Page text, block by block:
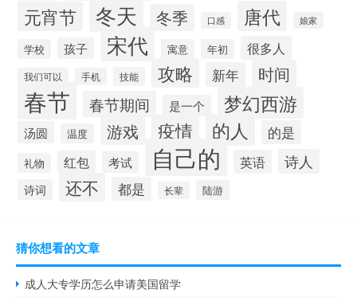
元宵节 冬天 冬季 口感 唐代 娘家
学校 孩子 宋代 寓意 年初 很多人
我们可以 手机 技能 攻略 新年 时间
春节 春节期间 是一个 梦幻西游
汤圆 温度 游戏 疫情 的人 的是
礼物 红包 考试 自己的 英语 诗人
诗词 还不 都是 长辈 陆游
猜你想看的文章
成人大专学历怎么申请美国留学